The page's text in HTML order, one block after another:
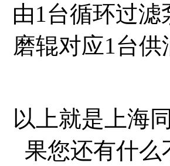
由1台循环过
磨辊对应1台
以上就是上海
果您还有什